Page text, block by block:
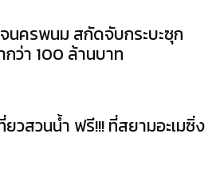
นครพนม สกัดจับกระบะซุก
กว่า 100 ล้านบาท
ยวสวนน้ำ ฟรี!!! ที่สยามอะเมซิ่ง